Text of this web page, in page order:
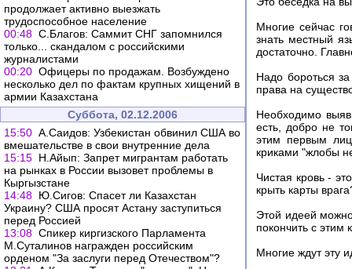
продолжает активно выезжать
трудоспособное население
00:48 С.Благов: Саммит СНГ запомнился
только... скандалом с российскими
журналистами
00:20 Офицеры по продажам. Возбуждено
несколько дел по фактам крупных хищений в
армии Казахстана
Суббота, 02.12.2006
15:50 А.Саидов: Узбекистан обвинил США во
вмешательстве в свои внутренние дела
15:15 Н.Айып: Запрет мигрантам работать
на рынках в России вызовет проблемы в
Кыргызстане
14:48 Ю.Сигов: Спасет ли Казахстан
Украину? США просят Астану заступиться
перед Россией
13:08 Cпикер киргизского Парламента
М.Суталинов награжден российским
орденом "За заслуги перед Отечеством"?
Многие сейчас
знать местный
достаточно.
Надо бороться
права на
Необходимо
есть, добро не
этим первым
криками "жлобы
Чистая кровь -
крыть карты
Этой идеей
покончить с этим
Многие ждут эту